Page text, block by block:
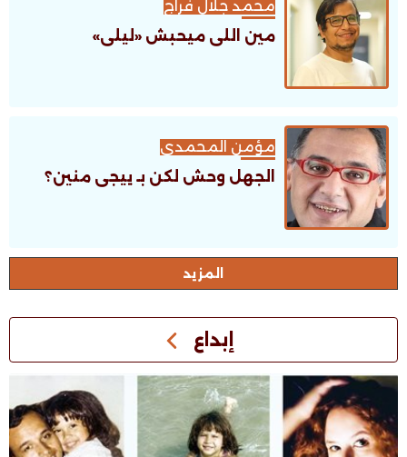
محمد جلال فراج
مين اللى ميحبش «ليلى»
مؤمن المحمدى
الجهل وحش لكن بـ ييجى منين؟
اﻟﻤﺰﻳﺪ
إبداع